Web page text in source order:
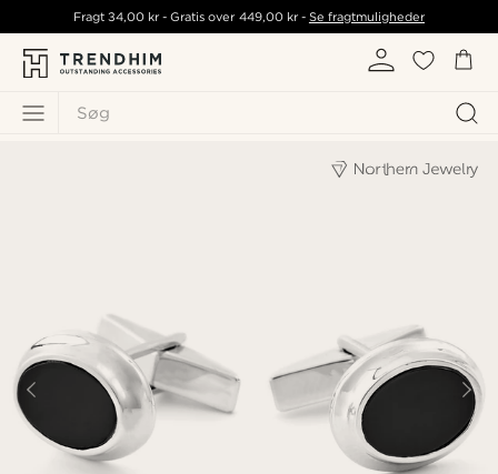
Søg
Fragt34,00 kr - Gratis over 449,00 kr- Se fragtmuligheder